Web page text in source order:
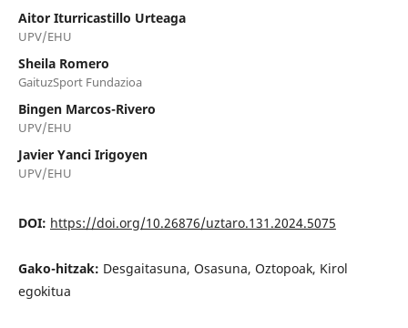
Aitor Iturricastillo Urteaga
UPV/EHU
Sheila Romero
GaituzSport Fundazioa
Bingen Marcos-Rivero
UPV/EHU
Javier Yanci Irigoyen
UPV/EHU
DOI: https://doi.org/10.26876/uztaro.131.2024.5075
Gako-hitzak: Desgaitasuna, Osasuna, Oztopoak, Kirol
egokitua